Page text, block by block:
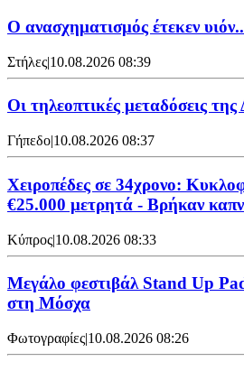
Ο ανασχηματισμός έτεκεν
Στήλες|10.08.2026 08:39
Οι τηλεοπτικές μεταδόσεις
Γήπεδο|10.08.2026 08:37
Χειροπέδες σε 34χρονο:
€25.000 μετρητά - Βρήκαν
Κύπρος|10.08.2026 08:33
Μεγάλο φεστιβάλ Stand Up
στη Μόσχα
Φωτογραφίες|10.08.2026 08:26